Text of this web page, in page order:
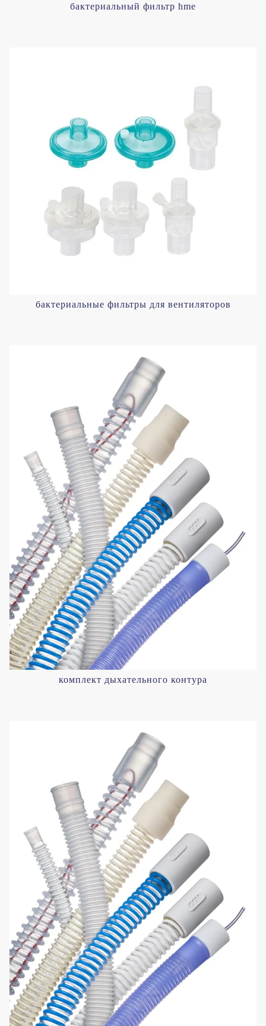
бактериальный фильтр hme
бактериальные фильтры для вентиляторов
комплект дыхательного контура